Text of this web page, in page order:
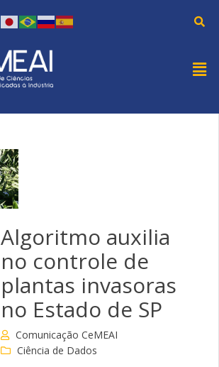
Algoritmo auxilia
no controle de
plantas invasoras
no Estado de SP
Comunicação CeMEAI
Ciência de Dados